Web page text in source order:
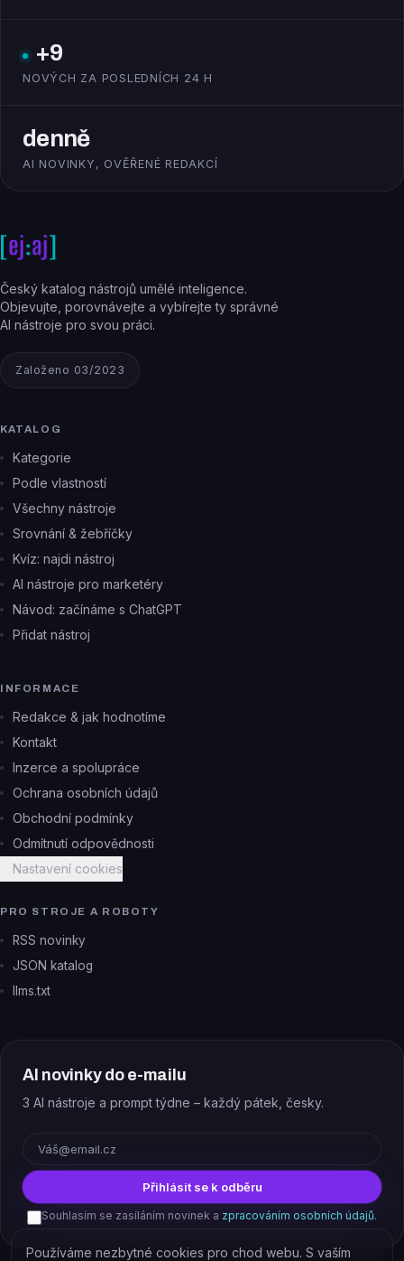
+9
NOVÝCH ZA POSLEDNÍCH 24 H
denně
AI NOVINKY, OVĚŘENÉ REDAKCÍ
Český katalog nástrojů umělé inteligence.
Objevujte, porovnávejte a vybírejte ty správné
AI nástroje pro svou práci.
Založeno 03/2023
KATALOG
Kategorie
Podle vlastností
Všechny nástroje
Srovnání & žebříčky
Kvíz: najdi nástroj
AI nástroje pro marketéry
Návod: začínáme s ChatGPT
Přidat nástroj
INFORMACE
Redakce & jak hodnotíme
Kontakt
Inzerce a spolupráce
Ochrana osobních údajů
Obchodní podmínky
Odmítnutí odpovědnosti
Nastavení cookies
PRO STROJE A ROBOTY
RSS novinky
JSON katalog
llms.txt
AI novinky do e-mailu
3 AI nástroje a prompt týdne – každý pátek, česky.
Přihlásit se k odběru
Souhlasím se zasíláním novinek a zpracováním osobních údajů.
Používáme nezbytné cookies pro chod webu. S vaším